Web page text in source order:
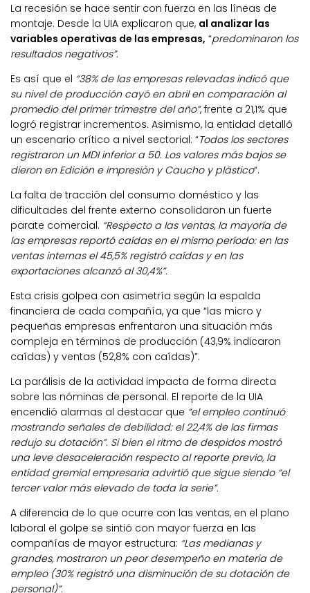
La recesión se hace sentir con fuerza en las líneas de
montaje. Desde la UIA explicaron que, al analizar las
variables operativas de las empresas, “predominaron los
resultados negativos”.
Es así que el “38% de las empresas relevadas indicó que
su nivel de producción cayó en abril en comparación al
promedio del primer trimestre del año”, frente a 21,1% que
logró registrar incrementos. Asimismo, la entidad detalló
un escenario crítico a nivel sectorial: “Todos los sectores
registraron un MDI inferior a 50. Los valores más bajos se
dieron en Edición e impresión y Caucho y plástico“.
La falta de tracción del consumo doméstico y las
dificultades del frente externo consolidaron un fuerte
parate comercial. “Respecto a las ventas, la mayoría de
las empresas reportó caídas en el mismo período: en las
ventas internas el 45,5% registró caídas y en las
exportaciones alcanzó al 30,4%”.
Esta crisis golpea con asimetría según la espalda
financiera de cada compañía, ya que “las micro y
pequeñas empresas enfrentaron una situación más
compleja en términos de producción (43,9% indicaron
caídas) y ventas (52,8% con caídas)”.
La parálisis de la actividad impacta de forma directa
sobre las nóminas de personal. El reporte de la UIA
encendió alarmas al destacar que “el empleo continuó
mostrando señales de debilidad: el 22,4% de las firmas
redujo su dotación”. Si bien el ritmo de despidos mostró
una leve desaceleración respecto al reporte previo, la
entidad gremial empresaria advirtió que sigue siendo “el
tercer valor más elevado de toda la serie”.
A diferencia de lo que ocurre con las ventas, en el plano
laboral el golpe se sintió con mayor fuerza en las
compañías de mayor estructura: “Las medianas y
grandes, mostraron un peor desempeño en materia de
empleo (30% registró una disminución de su dotación de
personal)”.